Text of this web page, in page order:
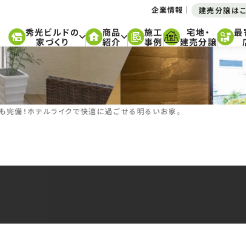
秀光ビルドの
家づくり
商品
紹介
施工
事例
宅地・
建売分譲
最
企業情報 建売分譲は
備！ホテルライクで快適に過ごせる明るいお家。